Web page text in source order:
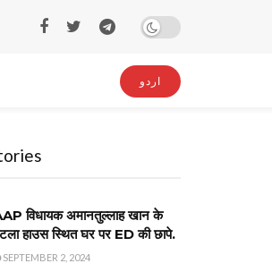
اردو
विधायक अमानतुल्लाह खान के
हाउस स्थित घर पर ED की छापे.
SEPTEMBER 2, 2024